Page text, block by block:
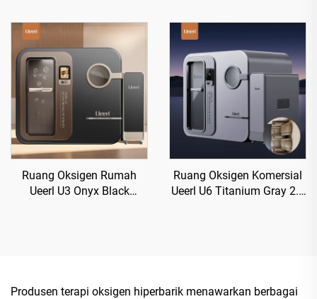
Kecantikan
Multi-Scene
Ruang Oksigen Rumah
Ueerl U3 Onyx Black
Ruang Oksigen Komersial
Ueerl U6 Titanium Gray 2.0
Produsen terapi oksigen hiperbarik menawarkan berbagai